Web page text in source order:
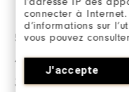
connecter à Internet.
d’informations sur
vous pouvez
J'accepte
5 Sterne
4 Sterne
3 Sterne